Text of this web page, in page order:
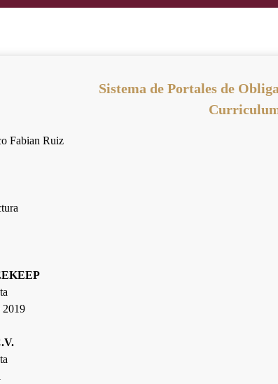
Sistema de Portales de
Fabian Ruiz
2019